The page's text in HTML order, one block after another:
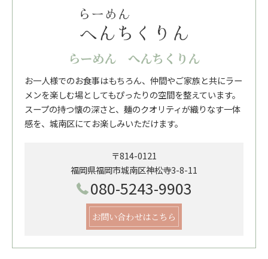
らーめん へんちくりん
お一人様でのお食事はもちろん、仲間やご家族と共にラー
メンを楽しむ場としてもぴったりの空間を整えています。
スープの持つ懐の深さと、麺のクオリティが織りなす一体
感を、城南区にてお楽しみいただけます。
〒814-0121
福岡県福岡市城南区神松寺3-8-11
080-5243-9903
お問い合わせはこちら